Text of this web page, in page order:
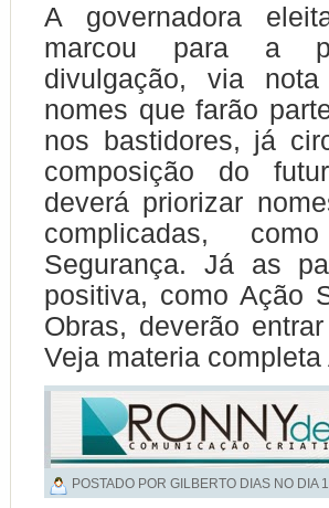
A governadora
marcou para a
divulgação, via
nomes que farão
nos bastidores, já
composição do
deverá priorizar
complicadas,
Segurança. Já as
positiva, como Ação
Obras, deverão
Veja materia completa
POSTADO POR GILBERTO DIAS NO DIA